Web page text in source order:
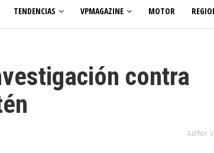
TENDENCIAS VPMAGAZINE MOTOR
contra
Author: